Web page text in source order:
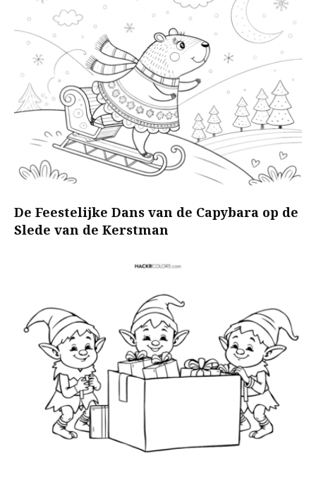
De Feestelijke Dans van de Capybara op de
Slede van de Kerstman